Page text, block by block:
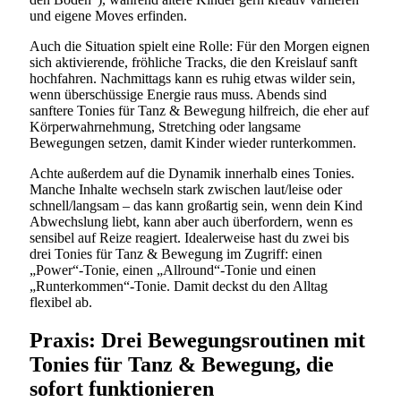
und eigene Moves erfinden.
Auch die Situation spielt eine Rolle: Für den Morgen eignen
sich aktivierende, fröhliche Tracks, die den Kreislauf sanft
hochfahren. Nachmittags kann es ruhig etwas wilder sein,
wenn überschüssige Energie raus muss. Abends sind
sanftere Tonies für Tanz & Bewegung hilfreich, die eher auf
Körperwahrnehmung, Stretching oder langsame
Bewegungen setzen, damit Kinder wieder runterkommen.
Achte außerdem auf die Dynamik innerhalb eines Tonies.
Manche Inhalte wechseln stark zwischen laut/leise oder
schnell/langsam – das kann großartig sein, wenn dein Kind
Abwechslung liebt, kann aber auch überfordern, wenn es
sensibel auf Reize reagiert. Idealerweise hast du zwei bis
drei Tonies für Tanz & Bewegung im Zugriff: einen
„Power“-Tonie, einen „Allround“-Tonie und einen
„Runterkommen“-Tonie. Damit deckst du den Alltag
flexibel ab.
Praxis: Drei Bewegungsroutinen mit
Tonies für Tanz & Bewegung, die
sofort funktionieren